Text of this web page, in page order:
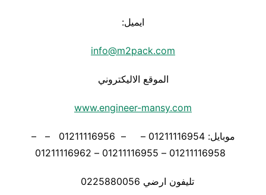
ايميل:
info@m2pack.com
الموقع الاليكتروني
www.engineer-mansy.com
موبايل: 01211116954 – – 01211116956 – –
تليفون ارضي 0225880056